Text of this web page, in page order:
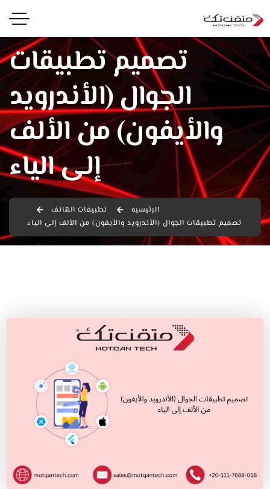
تصميم تطبيقات
الجوال (الأندرويد
والأيفون) من الألف
إلى الياء
الرئيسية
تطبيقات الهاتف
تصميم تطبيقات الجوال (الأندرويد والأيفون) من الألف إلى الياء